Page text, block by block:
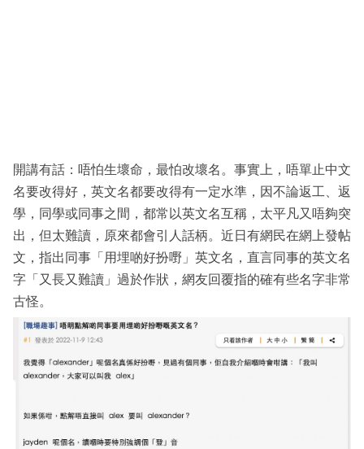
開講有話：唔怕生壞命，最怕改壞名。事實上，唔單止中文
名要改得好，英文名都要改得有一定水準，因不論返工、返
學，同學或同事之間，都常以英文名互稱，太平凡又唔夠突
出，但太難讀，原來都會引人話柄。近日有網民在網上發帖
文，指出同事「用埋啲好扮嘢」英文名，直言同事的英文名
字「又長又難讀」過於作狀，網友回覆指的確有些名字非常
古怪。